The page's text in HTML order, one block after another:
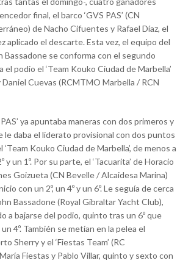
final, el barco ‘GVS PAS’ (CN
de Nacho Cifuentes y Rafael Díaz, el
aplicado el descarte. Esta vez, el equipo del
Bassadone se conforma con el segundo
podio el ‘Team Kouko Ciudad de Marbella’
Cuevas (RCMTMO Marbella / RCN
PAS’ ya apuntaba maneras con dos primeros y
le daba el liderato provisional con dos puntos
Kouko Ciudad de Marbella’, de menos a
y un 1º. Por su parte, el ‘Tacuarita’ de Horacio
Goizueta (CN Bevelle / Alcaidesa Marina)
con un 2º, un 4º y un 6º. Le seguía de cerca
Bassadone (Royal Gibraltar Yacht Club),
a bajarse del podio, quinto tras un 6º que
4º. También se metían en la pelea el
Sherry y el ‘Fiestas Team’ (RC
Fiestas y Pablo Villar, quinto y sexto con